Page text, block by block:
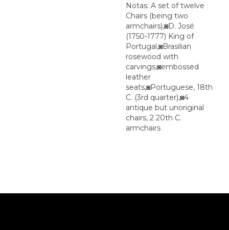
Notas: A set of twelve
Chairs (being two
armchairs),◙D. José
(1750-1777) King of
Portugal,◙Brasilian
rosewood with
carvings,◙embossed
leather
seats,◙Portuguese, 18th
C. (3rd quarter),◙4
antique but unoriginal
chairs, 2 20th C.
armchairs